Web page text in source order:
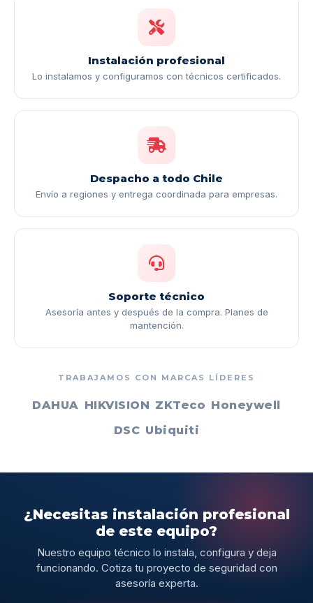
Instalación profesional
Lo instalamos y configuramos con técnicos certificados.
Despacho a todo Chile
Envío a regiones y entrega coordinada para empresas.
Soporte técnico
Asesoría antes y después de la compra. Planes de
mantención.
TRABAJAMOS CON MARCAS LÍDERES
DAHUA HIKVISION ZKTeco Honeywell
DSC Ubiquiti
¿Necesitas instalación profesional
de este equipo?
Nuestro equipo técnico lo instala, configura y deja
funcionando. Cotiza tu proyecto de seguridad con
asesoría experta.